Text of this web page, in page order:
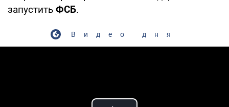
запустить ФСБ.
Видео дня